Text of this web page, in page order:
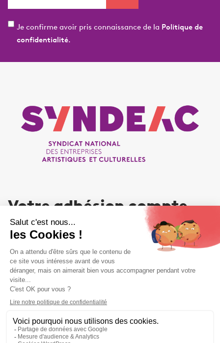
Je confirme avoir pris connaissance de la Politique de
confidentialité.
Votre adhésion compte
NOUS REJOINDRE
Liens utiles